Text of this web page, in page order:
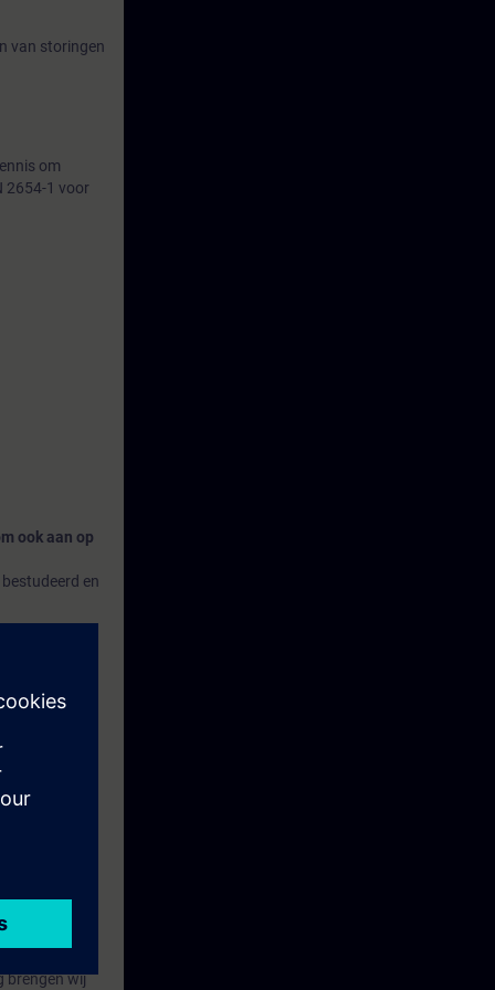
van storingen
om
2654-1 voor
ook aan op
en
Tot het
worden
serie.
brengen wij